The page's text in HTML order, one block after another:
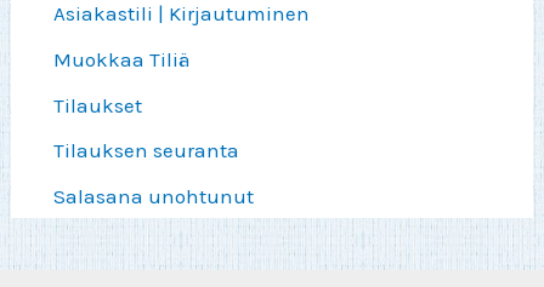
Asiakastili | Kirjautuminen
Muokkaa Tiliä
Tilaukset
Tilauksen seuranta
Salasana unohtunut